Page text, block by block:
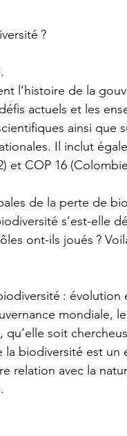
?
l’histoire de la
actuels et les
ainsi que
Il inclut
et COP 16
de la perte de
s’est-elle
ont-ils joués ?
: évolution
mondiale,
soit
biodiversité est un
relation avec la